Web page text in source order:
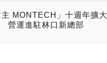
主 MONTECH」十週年擴大
營運進駐林口新總部